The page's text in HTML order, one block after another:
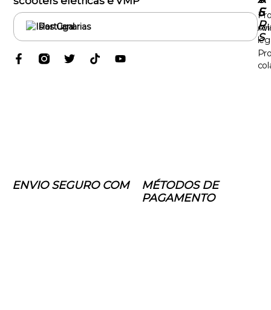
Portugal
E
R
S
S
ENVIO SEGURO COM
MÉTODOS DE
PAGAMENTO